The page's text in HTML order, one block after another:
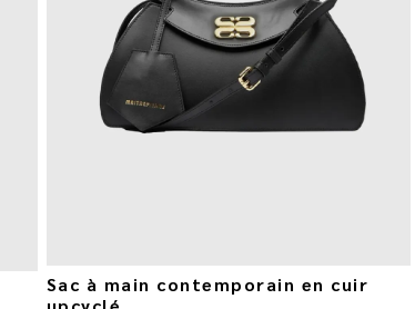
Sac à main contemporain en cuir